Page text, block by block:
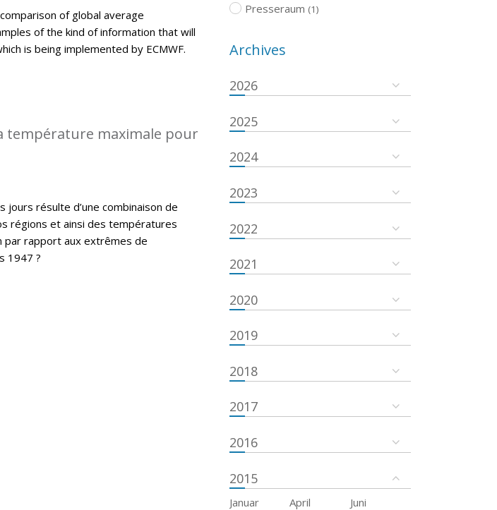
of global average
of the kind of information that will
is being implemented by ECMWF.
température maximale pour
jours résulte d’une combinaison de
régions et ainsi des températures
par rapport aux extrêmes de
1947 ?
Presseraum (1)
Archives
2026
2025
2024
2023
2022
2021
2020
2019
2018
2017
2016
2015
Januar April
Juni